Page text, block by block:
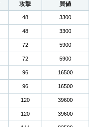
攻撃 買値
48 3300
48 3300
72 5900
72 5900
96 16500
96 16500
120 39600
120 39600